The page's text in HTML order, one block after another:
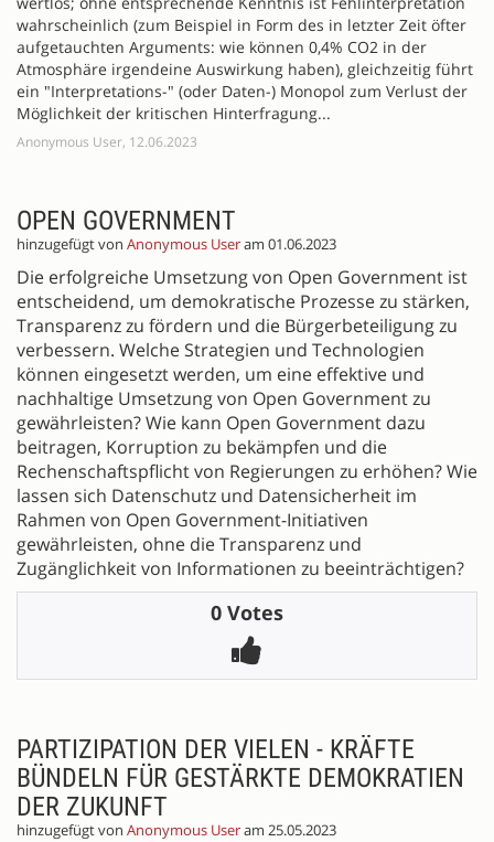
wahrscheinlich (zum Beispiel in Form des in letzter Zeit öfter
aufgetauchten Arguments: wie können 0,4% CO2 in der
Atmosphäre irgendeine Auswirkung haben), gleichzeitig führt
ein "Interpretations-" (oder Daten-) Monopol zum Verlust der
Möglichkeit der kritischen Hinterfragung...
Anonymous User, 12.06.2023
OPEN GOVERNMENT
hinzugefügt von Anonymous Useram 01.06.2023
Die erfolgreiche Umsetzung von Open Government ist
entscheidend, um demokratische Prozesse zu stärken,
Transparenz zu fördern und die Bürgerbeteiligung zu
verbessern. Welche Strategien und Technologien
können eingesetzt werden, um eine effektive und
nachhaltige Umsetzung von Open Government zu
gewährleisten? Wie kann Open Government dazu
beitragen, Korruption zu bekämpfen und die
Rechenschaftspflicht von Regierungen zu erhöhen? Wie
lassen sich Datenschutz und Datensicherheit im
Rahmen von Open Government-Initiativen
gewährleisten, ohne die Transparenz und
Zugänglichkeit von Informationen zu beeinträchtigen?
0 Votes
PARTIZIPATION DER VIELEN - KRÄFTE
BÜNDELN FÜR GESTÄRKTE DEMOKRATIEN
DER ZUKUNFT
hinzugefügt von Anonymous Useram 25.05.2023